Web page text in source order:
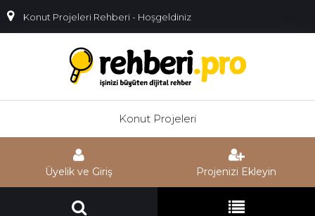
Konut Projeleri Rehberi - Hoşgeldiniz
Konut Projeleri
Üyelik ve Giriş Projenizi Ekleyin